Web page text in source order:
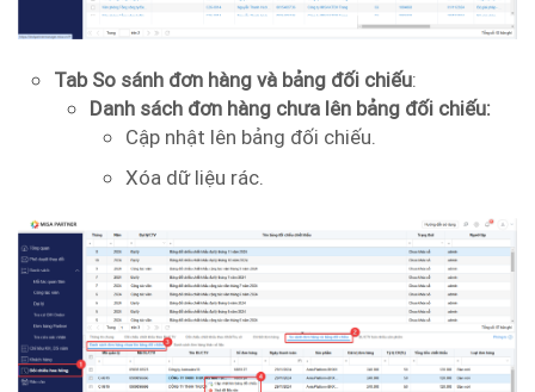
Tab So sánh đơn hàng và bảng đối chiếu:
Danh sách đơn hàng chưa lên bảng đối chiếu:
Cập nhật lên bảng đối chiếu.
Xóa dữ liệu rác.